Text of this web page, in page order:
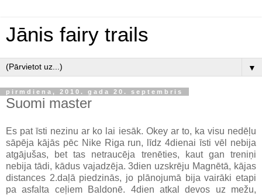
Jānis fairy trails
▼
pirmdiena, 2010. gada 20. septembris
Suomi master
Es pat īsti nezinu ar ko lai iesāk. Okey ar to, ka visu nedēļu
sāpēja kājās pēc Nike Riga run, līdz 4dienai īsti vēl nebija
atgājušas, bet tas netraucēja trenēties, kaut gan treniņi
nebija tādi, kādus vajadzēja. 3dien uzskrēju Magnētā, kājas
distances 2.daļā piedzinās, jo plānojumā bija vairāki etapi
pa asfalta ceļiem Baldonē. 4dien atkal devos uz mežu,